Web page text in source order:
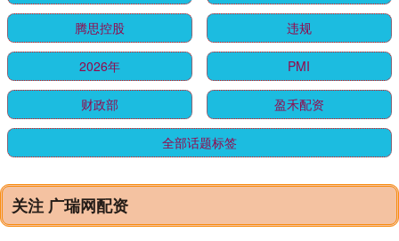
腾思控股 违规
2026年 PMI
财政部 盈禾配资
全部话题标签
关注 广瑞网配资